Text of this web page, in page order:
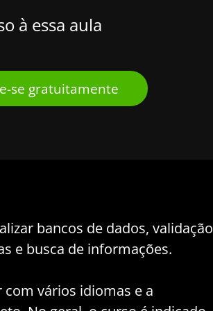
à essa aula
se gratuitamente
bancos de dados, validação
e busca de informações.
vários idiomas e a